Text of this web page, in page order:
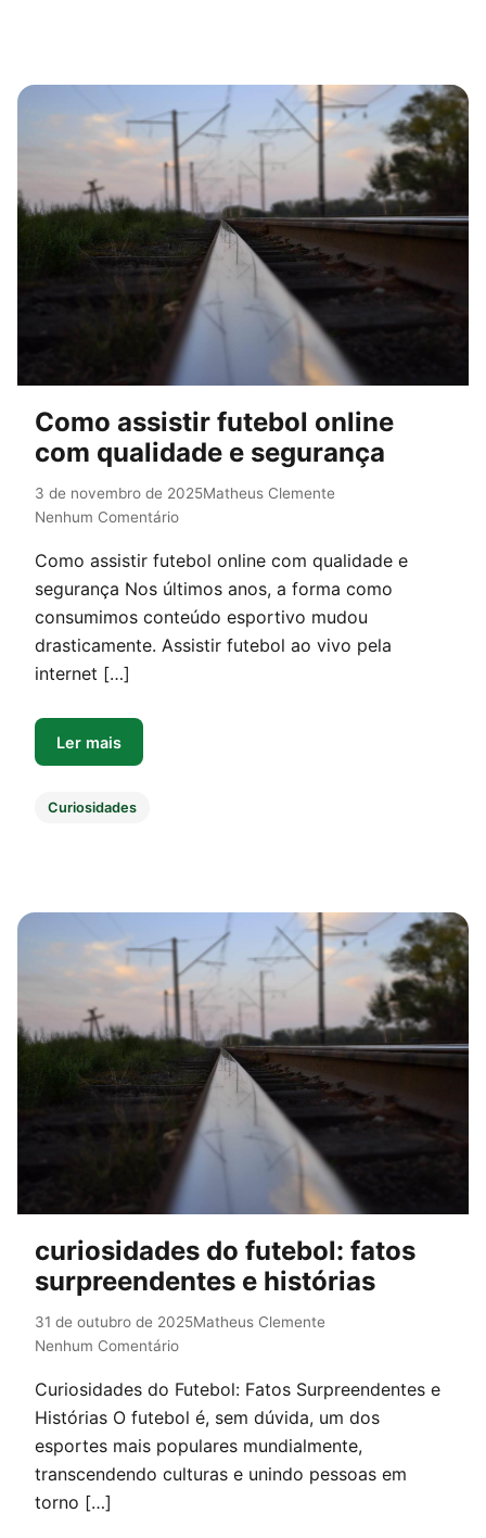
Como assistir futebol online
com qualidade e segurança
3 de novembro de 2025Matheus Clemente
Nenhum Comentário
Como assistir futebol online com qualidade e
segurança Nos últimos anos, a forma como
consumimos conteúdo esportivo mudou
drasticamente. Assistir futebol ao vivo pela
internet […]
Ler mais
Curiosidades
curiosidades do futebol: fatos
surpreendentes e histórias
31 de outubro de 2025Matheus Clemente
Nenhum Comentário
Curiosidades do Futebol: Fatos Surpreendentes e
Histórias O futebol é, sem dúvida, um dos
esportes mais populares mundialmente,
transcendendo culturas e unindo pessoas em
torno […]